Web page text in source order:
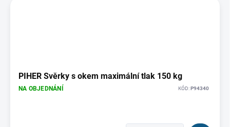
PIHER Svěrky s okem maximální tlak 150 kg
NA OBJEDNÁNÍ KÓD: P94340